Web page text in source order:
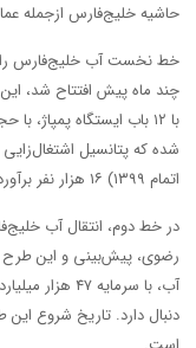
حاشیه خلیج‌فارس ازجمله عمان و امارات ۲۰
خط نخست آب خلیج‌فارس را
اتمام ۱۳۹۹) ۱۶ هزار نفر برآورد شده است.
در خط دوم، انتقال آب